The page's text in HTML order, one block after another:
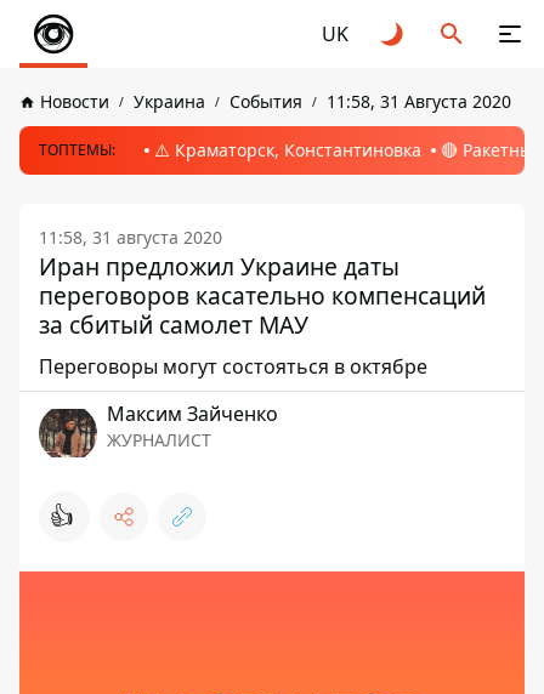
UK
Новости Украина События 11:58, 31 Августа 2020
ТОПТЕМЫ: ⚠️ Краматорск, Константиновка 🔴
11:58, 31 августа 2020
Иран предложил Украине даты
переговоров касательно компенсаций
за сбитый самолет МАУ
Переговоры могут состояться в октябре
Максим Зайченко
ЖУРНАЛИСТ
👍